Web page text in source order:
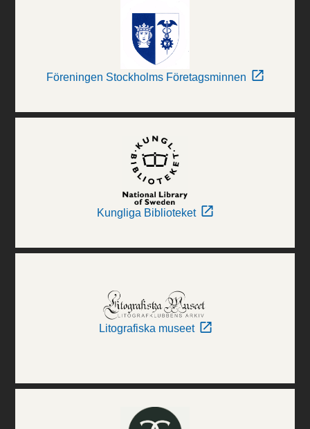
Föreningen Stockholms Företagsminnen
Kungliga Biblioteket
Litografiska museet